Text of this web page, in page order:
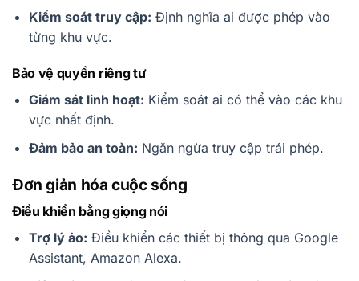
Kiểm soát truy cập: Định nghĩa ai được phép vào
từng khu vực.
Bảo vệ quyền riêng tư
Giám sát linh hoạt: Kiểm soát ai có thể vào các khu
vực nhất định.
Đảm bảo an toàn: Ngăn ngừa truy cập trái phép.
Đơn giản hóa cuộc sống
Điều khiển bằng giọng nói
Trợ lý ảo: Điều khiển các thiết bị thông qua Google
Assistant, Amazon Alexa.